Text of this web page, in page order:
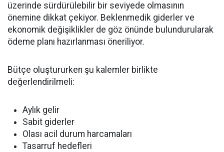
üzerinde sürdürülebilir bir seviyede olmasının
önemine dikkat çekiyor. Beklenmedik giderler ve
ekonomik değişiklikler de göz önünde bulundurularak
ödeme planı hazırlanması öneriliyor.
Bütçe oluştururken şu kalemler birlikte
değerlendirilmeli:
Aylık gelir
Sabit giderler
Olası acil durum harcamaları
Tasarruf hedefleri